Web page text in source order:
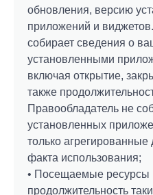
обновления, версию
приложений и
собирает сведения о
установленными
включая открытие,
также
Правообладатель не
установленных
только
факта использования;
• Посещаемые ресурсы
продолжительность
Выберите город
Москва
Мытищи
Подольск
Санкт-Петербург
Ульяновск
Пермь
Саратов
Тольятти
Оплата-online
Назначение платежа
Сумма (руб.)
Имя *
Ваше имя
Ваше имя
Дата заказа
Фамилия
Имя
Ваше имя
Ваше имя
Электронная почта
+7 (___) ___-__-__
Ваше имя
Электронная почта
+7 (___) ___-__-__
Заключить договор
Ваше имя
Ваш телефон
Ваш email
Ваше имя
Электронная почта
+7 (___) ___-__-__
Оцените
Ваше имя